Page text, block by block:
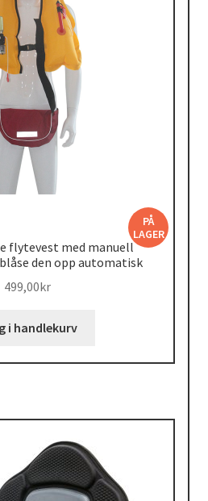
PÅ
LAGER
flytevest med manuell
den opp automatisk
499,00kr
i handlekurv